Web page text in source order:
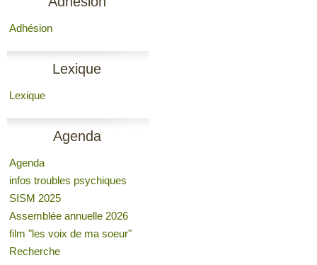
Adhésion
Lexique
Lexique
Agenda
Agenda
infos troubles psychiques
SISM 2025
Assemblée annuelle 2026
film "les voix de ma soeur"
Recherche